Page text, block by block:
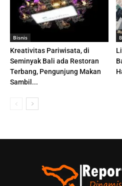
Bisnis
Kreativitas Pariwisata, di
Seminyak Bali ada Restoran
Terbang, Pengunjung Makan
Sambil...